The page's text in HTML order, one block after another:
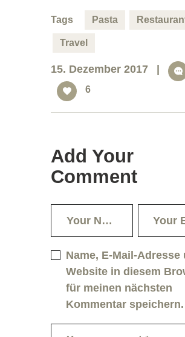
Tags Pasta
Travel
15. Dezember 2017
6
Add Your
Comment
Name, E-Mail-Adresse
Website in diesem
für meinen nächsten
Kommentar speichern.